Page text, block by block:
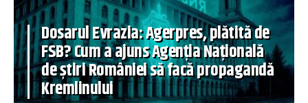
Dosarul Evrazia: Agerpres, plătită de
FSB? Cum a ajuns Agenția Națională
de știri României să facă propagandă
Kremlinului